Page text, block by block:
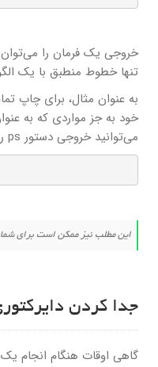
تنها خطوط منطبق با یک
به عنوان مثال، برای چاپ
می‌توانید خروجی دستور ps را بصورت زیر فیلتر نمایید:
این مطلب نیز ممکن است برای شما
جدا کردن